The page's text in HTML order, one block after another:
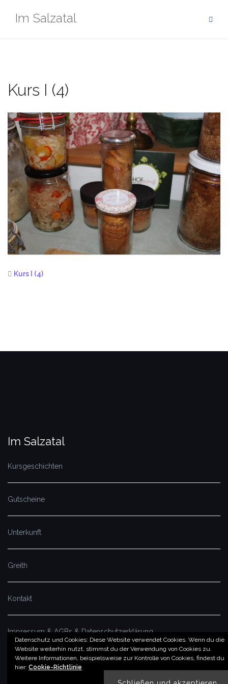
InhaltIm Salzatal
Kurs I (4)
Kurs I (4)
Datenschutz und Cookies: Diese Website verwendet Cookies. Wenn du die
Website weiterhin nutzt, stimmst du der Verwendung von Cookies zu.
Weitere Informationen, beispielsweise zur Kontrolle von Cookies, findest du
hier: Cookie-Richtlinie
Im Salzatal
Kursgeschichten
Gutscheine
Unterkunft
Greith
Kontakt
Impressum & AGBs & Datenschutzerklärung
© by imSalzatal.at